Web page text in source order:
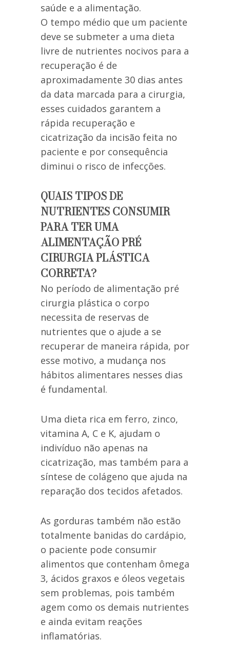
saúde e a alimentação.
O tempo médio que um paciente
deve se submeter a uma dieta
livre de nutrientes nocivos para a
recuperação é de
aproximadamente 30 dias antes
da data marcada para a cirurgia,
esses cuidados garantem a
rápida recuperação e
cicatrização da incisão feita no
paciente e por consequência
diminui o risco de infecções.
QUAIS TIPOS DE
NUTRIENTES CONSUMIR
PARA TER UMA
ALIMENTAÇÃO PRÉ
CIRURGIA PLÁSTICA
CORRETA?
No período de alimentação pré
cirurgia plástica o corpo
necessita de reservas de
nutrientes que o ajude a se
recuperar de maneira rápida, por
esse motivo, a mudança nos
hábitos alimentares nesses dias
é fundamental.
Uma dieta rica em ferro, zinco,
vitamina A, C e K, ajudam o
indivíduo não apenas na
cicatrização, mas também para a
síntese de colágeno que ajuda na
reparação dos tecidos afetados.
As gorduras também não estão
totalmente banidas do cardápio,
o paciente pode consumir
alimentos que contenham ômega
3, ácidos graxos e óleos vegetais
sem problemas, pois também
agem como os demais nutrientes
e ainda evitam reações
inflamatórias.